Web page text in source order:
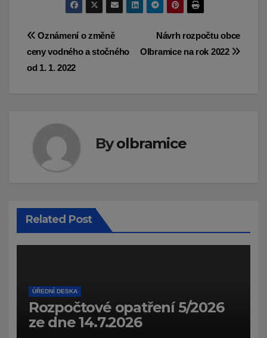
Navigace
pro
Návrh rozpočtu obce
Olbramice na rok 2022
Oznámení o změně
ceny vodného a stočného
od 1. 1. 2022
Byolbramice
Related Post
ÚŘEDNÍ DESKA
Rozpočtové opatření 5/2026
ze dne 14.7.2026